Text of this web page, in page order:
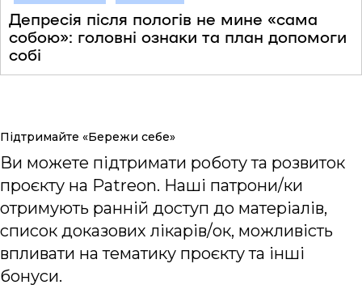
Депресія після пологів не мине «сама
собою»: головні ознаки та план допомоги
собі
Підтримайте «Бережи себе»
Ви можете підтримати роботу та розвиток
проєкту на Patreon. Наші патрони/ки
отримують ранній доступ до матеріалів,
список доказових лікарів/ок, можливість
впливати на тематику проєкту та інші
бонуси.